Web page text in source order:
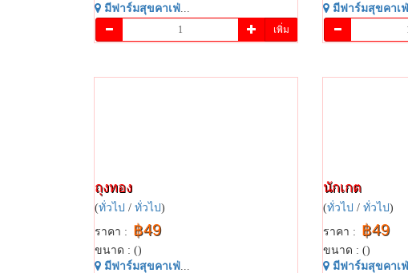
มี​ฟาร์​มสุข​คาเฟ่​ ...
เพิ่ม
มี​ฟาร์​มสุข​คาเฟ่​
ถุงทอง
(ทั่วไป / ทั่วไป)
ราคา : ฿49
ขนาด : ()
มี​ฟาร์​มสุข​คาเฟ่​ ...
นักเกต
(ทั่วไป / ทั่วไป)
ราคา : ฿49
ขนาด : ()
มี​ฟาร์​มสุข​คาเฟ่​